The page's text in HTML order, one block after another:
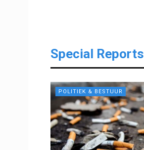
Special Reports
POLITIEK & BESTUUR